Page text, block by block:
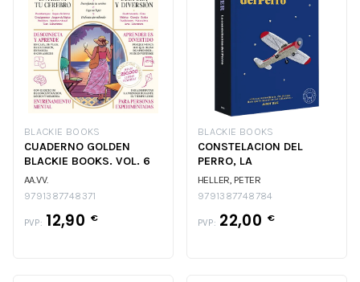
BLACKIE BOOKS
CUADERNO GOLDEN
BLACKIE BOOKS. VOL. 6
AA.VV.
9791387748371
PVP: 12,90 €
BLACKIE BOOKS
CONSTELACION DEL
PERRO, LA
HELLER, PETER
9791387748784
PVP: 22,00 €